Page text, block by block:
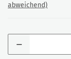
abweichend)